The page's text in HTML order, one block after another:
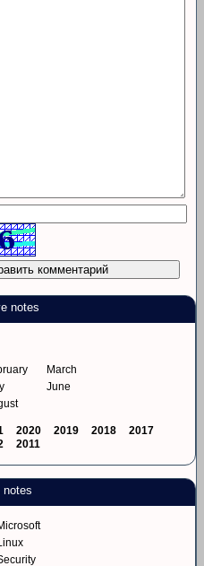
notes
March
June
2020 2019 2018
2017
2011
notes